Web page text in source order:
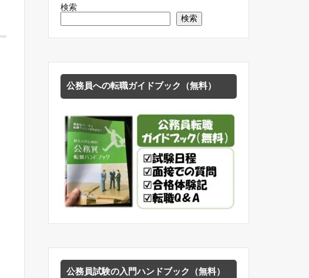
検索
検索
公務員への転職ガイドブック（無料）
公務員試験の入門ハンドブック（無料）